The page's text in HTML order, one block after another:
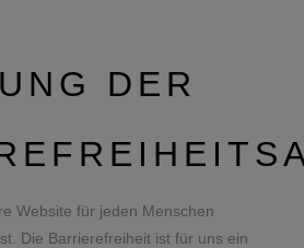
DER
Website für jeden Menschen
Die Barrierefreiheit ist für uns ein